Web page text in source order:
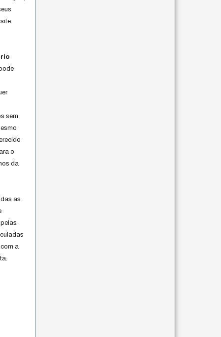
sem
o
da
as
a